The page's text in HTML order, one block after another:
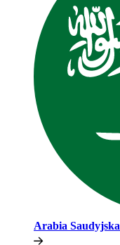
Arabia Saudyjska​​